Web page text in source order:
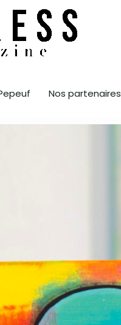
Nos partenaires